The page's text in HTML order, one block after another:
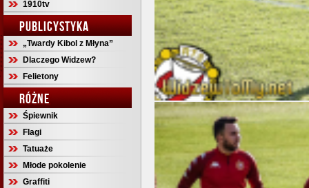
1910tv
PUBLICYSTYKA
„Twardy Kibol z Młyna”
Dlaczego Widzew?
Felietony
RÓŻNE
Śpiewnik
Flagi
Tatuaże
Młode pokolenie
Graffiti